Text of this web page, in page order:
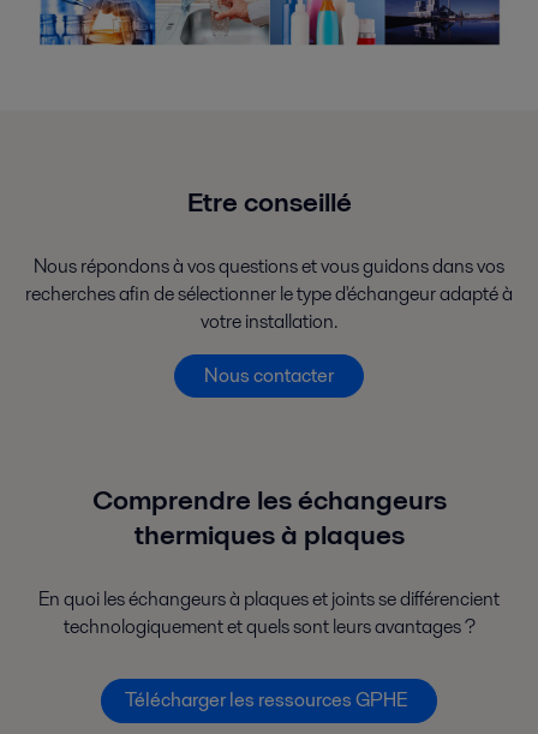
Etre conseillé
Nous répondons à vos questions et vous guidons dans vos
recherches afin de sélectionner le type d'échangeur adapté à
votre installation.
Nous contacter
Comprendre les échangeurs
thermiques à plaques
En quoi les échangeurs à plaques et joints se différencient
technologiquement et quels sont leurs avantages ?
Télécharger les ressources GPHE